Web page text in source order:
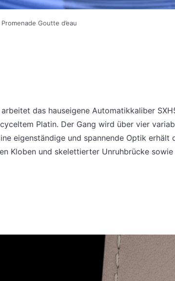
Goutte d’eau
das hauseigene Automatikkaliber
Platin. Der Gang wird über vier
eigenständige und spannende Optik erhält
Kloben und skelettierter Unruhbrücke